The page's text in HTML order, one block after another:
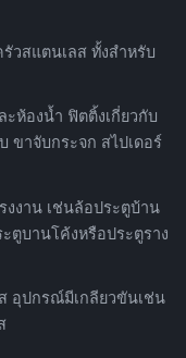
วสแตนเลส ทั้งสำหรับ
ห้องน้ำ ฟิตติ้งเกี่ยวกับ
ขาจับกระจก สไปเดอร์
งงาน เช่นล้อประตูบ้าน
ตูบานโค้งหรือประตูราง
อุปกรณ์มีเกลียวขันเช่น